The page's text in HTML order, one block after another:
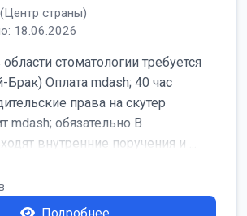
страны)
18.06.2026
стоматологии требуется
Оплата mdash; 40 час
права на скутер
mdash; обязательно В
внутренние поручения и ...